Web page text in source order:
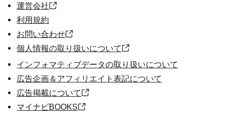
運営会社
利用規約
お問い合わせ
個人情報の取り扱いについて
インフォマティブデータの取り扱いについて
広告企画＆アフィリエイト表記について
広告掲載について
マイナビBOOKS